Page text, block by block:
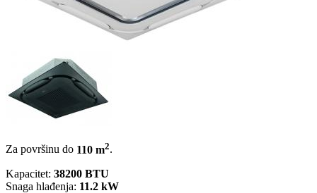
Za površinu do 110 m2.
Kapacitet: 38200 BTU
Snaga hlađenja: 11.2 kW